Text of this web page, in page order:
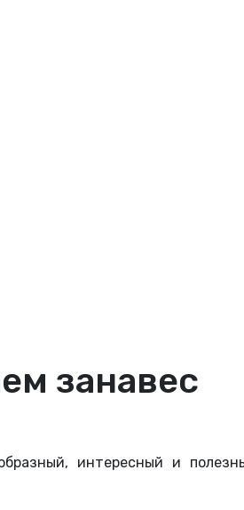
занавес
интересный и